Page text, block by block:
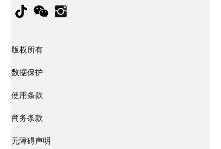
TikTokWeChatInstagram
版权所有
数据保护
使用条款
商务条款
无障碍声明